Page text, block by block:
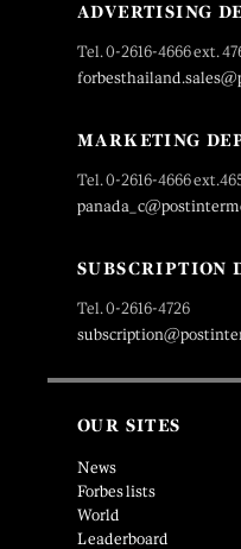
ADVERTISING
Tel. 0-2616-4666 ext.
MARKETING
Tel. 0-2616-4666
SUBSCRIPTION
Tel. 0-2616-4726
OUR SITES
News
Forbes lists
World
Leaderboard